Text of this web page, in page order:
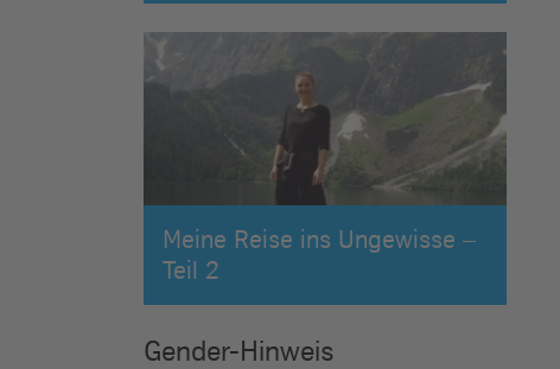
Meine Reise ins Ungewisse –
Teil 2
Gender-Hinweis